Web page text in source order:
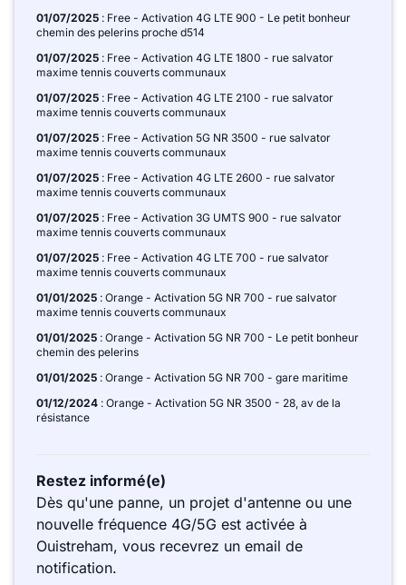
01/07/2025 : Free - Activation 4G LTE 900 - Le petit bonheur
chemin des pelerins proche d514
01/07/2025 : Free - Activation 4G LTE 1800 - rue salvator
maxime tennis couverts communaux
01/07/2025 : Free - Activation 4G LTE 2100 - rue salvator
maxime tennis couverts communaux
01/07/2025 : Free - Activation 5G NR 3500 - rue salvator
maxime tennis couverts communaux
01/07/2025 : Free - Activation 4G LTE 2600 - rue salvator
maxime tennis couverts communaux
01/07/2025 : Free - Activation 3G UMTS 900 - rue salvator
maxime tennis couverts communaux
01/07/2025 : Free - Activation 4G LTE 700 - rue salvator
maxime tennis couverts communaux
01/01/2025 : Orange - Activation 5G NR 700 - rue salvator
maxime tennis couverts communaux
01/01/2025 : Orange - Activation 5G NR 700 - Le petit bonheur
chemin des pelerins
01/01/2025 : Orange - Activation 5G NR 700 - gare maritime
01/12/2024 : Orange - Activation 5G NR 3500 - 28, av de la
résistance
Restez informé(e)
Dès qu'une panne, un projet d'antenne ou une
nouvelle fréquence 4G/5G est activée à
Ouistreham, vous recevrez un email de
notification.